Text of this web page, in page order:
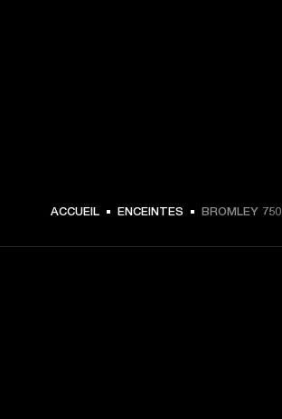
€ 999 -
ACCUEIL ENCEINTES BROMLEY 750